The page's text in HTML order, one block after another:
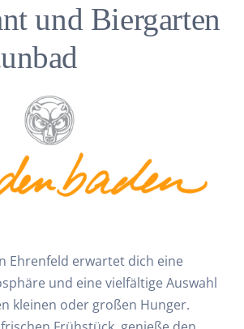
und Biergarten
Ehrenfeld erwartet dich eine
und eine vielfältige Auswahl
kleinen oder großen Hunger.